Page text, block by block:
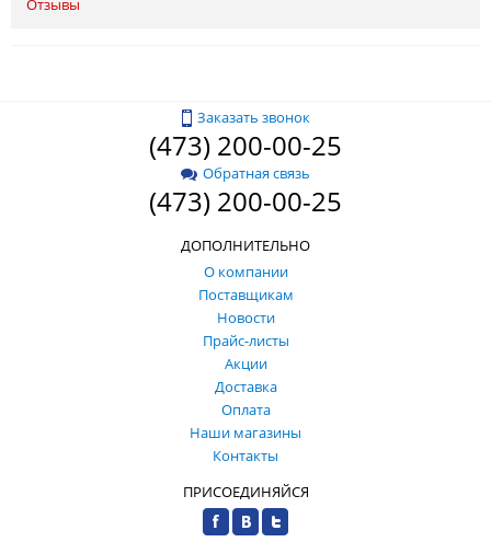
Заказать звонок
(473) 200-00-25
Обратная связь
(473) 200-00-25
ДОПОЛНИТЕЛЬНО
О компании
Поставщикам
Новости
Прайс-листы
Акции
Доставка
Оплата
Наши магазины
Контакты
ПРИСОЕДИНЯЙСЯ